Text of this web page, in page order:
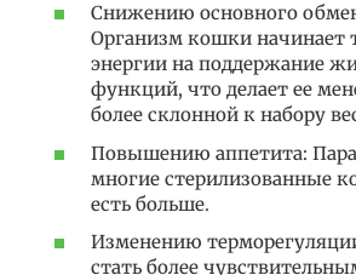
Снижению основного
Организм кошки начинает
энергии на поддержание
функций, что делает ее
более склонной к набору
Повышению аппетита:
многие стерилизованные
есть больше.
Изменению
стать более